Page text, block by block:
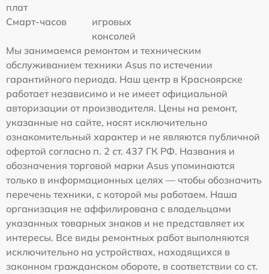
плат
Смарт-часов
игровых
консолей
Мы занимаемся ремонтом и техническим
обслуживанием техники Asus по истечении
гарантийного периода. Наш центр в Красноярске
работает независимо и не имеет официальной
авторизации от производителя. Цены на ремонт,
указанные на сайте, носят исключительно
ознакомительный характер и не являются публичной
офертой согласно п. 2 ст. 437 ГК РФ. Названия и
обозначения торговой марки Asus упоминаются
только в информационных целях — чтобы обозначить
перечень техники, с которой мы работаем. Наша
организация не аффилирована с владельцами
указанных товарных знаков и не представляет их
интересы. Все виды ремонтных работ выполняются
исключительно на устройствах, находящихся в
законном гражданском обороте, в соответствии со ст.